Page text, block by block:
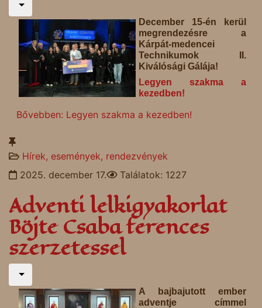
December 15-én kerül
megrendezésre a
Kárpát-medencei
Technikumok II.
Kiválósági Gálája!
Legyen szakma a
kezedben!
Bővebben: Legyen szakma a kezedben!
Hírek, események, rendezvények
2025. december 17.
Találatok: 1227
Adventi lelkigyakorlat
Böjte Csaba ferences
szerzetessel
A bajbajutott ember
adventje címmel